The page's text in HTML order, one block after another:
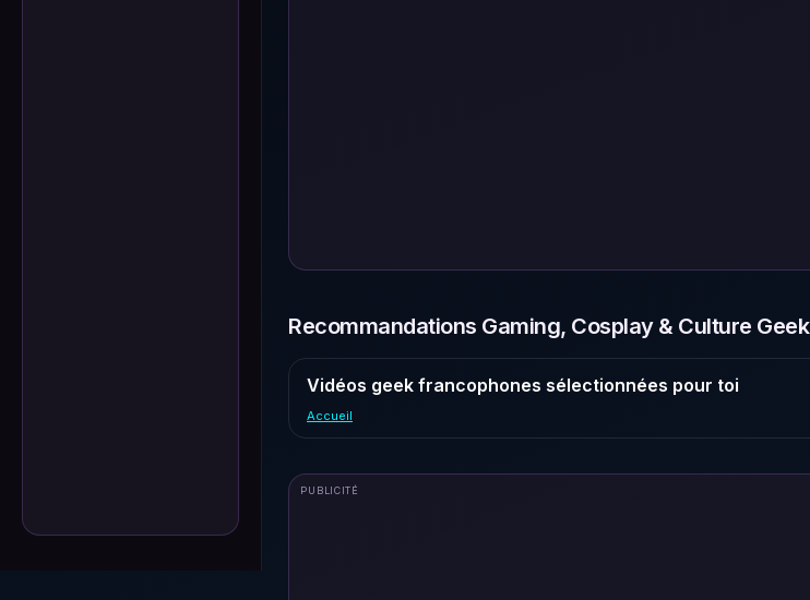
Recommandations Gaming, Cosplay & Culture Geek
Vidéos geek francophones sélectionnées pour toi
Accueil
PUBLICITÉ